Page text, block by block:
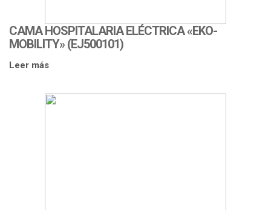
CAMA HOSPITALARIA ELÉCTRICA «EKO-
MOBILITY» (EJ500101)
Leer más